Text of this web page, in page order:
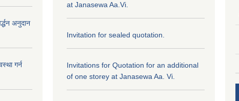
अनुदान
गर्न
at Janasewa Aa.Vi.
Invitation for sealed quotation.
Invitations for Quotation for an additional
of one storey at Janasewa Aa. Vi.